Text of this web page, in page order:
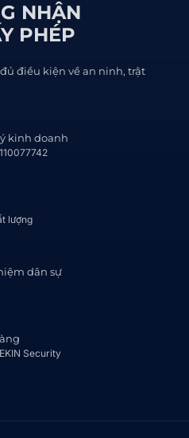
NHẬN
PHÉP
điều kiện về an ninh, trật
kinh doanh
lượng
dân sự
Security